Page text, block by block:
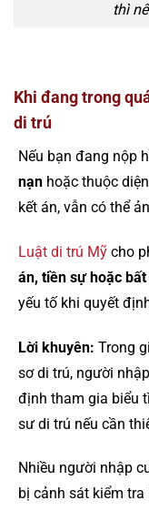
thì
Khi đang trong
di trú
Nếu bạn đang nộp
nạn hoặc thuộc diện
kết án, vẫn có thể
Luật di trú Mỹ cho
án, tiền sự hoặc
yếu tố khi quyết
Lời khuyên: Trong
sơ di trú, người
định tham gia biểu
sư di trú nếu cần
Nhiều người nhập
bị cảnh sát kiểm